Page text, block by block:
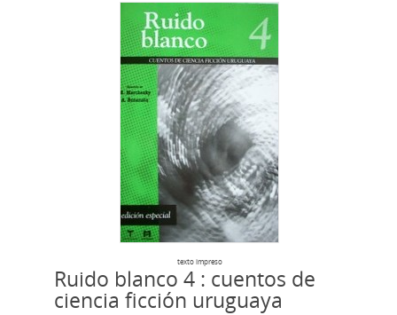
texto impreso
Ruido blanco 4 : cuentos de
ciencia ficción uruguaya